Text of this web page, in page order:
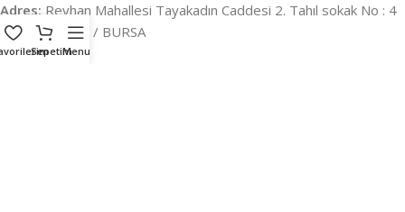
Adres: Reyhan Mahallesi Tayakadın Caddesi 2. Tahıl sokak No : 4
/ a Osmangazi / BURSA
SepetimMenu